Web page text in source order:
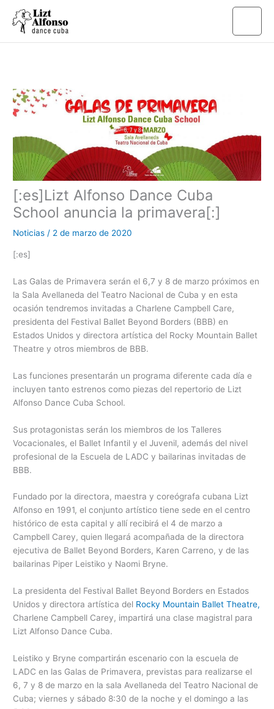
contenido
[:es]Lizt Alfonso Dance Cuba
School anuncia la primavera[:]
Noticias / 2 de marzo de 2020
[:es]
Las Galas de Primavera serán el 6,7 y 8 de marzo próximos en
la Sala Avellaneda del Teatro Nacional de Cuba y en esta
ocasión tendremos invitadas a Charlene Campbell Care,
presidenta del Festival Ballet Beyond Borders (BBB) en
Estados Unidos y directora artística del Rocky Mountain Ballet
Theatre y otros miembros de BBB.
Las funciones presentarán un programa diferente cada día e
incluyen tanto estrenos como piezas del repertorio de Lizt
Alfonso Dance Cuba School.
Sus protagonistas serán los miembros de los Talleres
Vocacionales, el Ballet Infantil y el Juvenil, además del nivel
profesional de la Escuela de LADC y bailarinas invitadas de
BBB.
Fundado por la directora, maestra y coreógrafa cubana Lizt
Alfonso en 1991, el conjunto artístico tiene sede en el centro
histórico de esta capital y allí recibirá el 4 de marzo a
Campbell Carey, quien llegará acompañada de la directora
ejecutiva de Ballet Beyond Borders, Karen Carreno, y de las
bailarinas Piper Leistiko y Naomi Bryne.
La presidenta del Festival Ballet Beyond Borders en Estados
Unidos y directora artística del Rocky Mountain Ballet Theatre,
Charlene Campbell Carey, impartirá una clase magistral para
Lizt Alfonso Dance Cuba.
Leistiko y Bryne compartirán escenario con la escuela de
LADC en las Galas de Primavera, previstas para realizarse el
6, 7 y 8 de marzo en la sala Avellaneda del Teatro Nacional de
Cuba; viernes y sábado 8:30 de la noche y el domingo a las